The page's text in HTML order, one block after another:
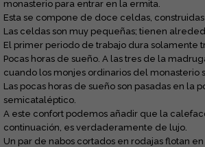
monasterio para entrar en la ermita.
Esta se compone de doce celdas,
Las celdas son muy pequeñas; tienen
El primer periodo de trabajo dura solamente
Pocas horas de sueño. A las tres de la
cuando los monjes ordinarios del monasterio
Las pocas horas de sueño son pasadas en la
semicataléptico.
A este confort podemos añadir que la
continuación, es verdaderamente de lujo.
Un par de nabos cortados en rodajas flotan